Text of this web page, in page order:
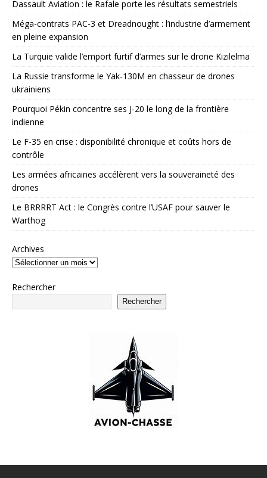
Dassault Aviation : le Rafale porte les résultats semestriels
Méga-contrats PAC-3 et Dreadnought : l’industrie d’armement
en pleine expansion
La Turquie valide l’emport furtif d’armes sur le drone Kızılelma
La Russie transforme le Yak-130M en chasseur de drones
ukrainiens
Pourquoi Pékin concentre ses J-20 le long de la frontière
indienne
Le F-35 en crise : disponibilité chronique et coûts hors de
contrôle
Les armées africaines accélèrent vers la souveraineté des
drones
Le BRRRRT Act : le Congrès contre l’USAF pour sauver le
Warthog
Archives
Rechercher
Rechercher